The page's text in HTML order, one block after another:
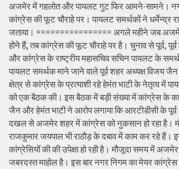
अजमेर में गहलोत और पायलट गुट फिर आमने-सामने।
कांग्रेस की फूट चौराहे पर। पायलट समर्थकों ने धर्मेन्द्र
जताया। ================ अगले महीने जब
होने हैं, तब कांग्रेस की फूट चौराहे पर है। चुनाव से पूर्व,
और कांग्रेस के राष्ट्रीय महासचिव सचिन पायलट के
पायलट समर्थक माने जाने वाले पूर्व शहर अध्यक्ष विजय जैन
क्षेत्र से कांग्रेस के प्रत्याशी रहे हेमंत भाटी के नेतृत्व में
को एक बैठक की। इस बैठक में बड़ी संख्या में कांग्रेस के
जैन और हेमंत भाटी ने आरोप लगाया कि आरटीडीसी के पूर्व
दखल से अजमेर शहर में कांग्रेस को नुकसान हो रहा है।
राजकुमार जयपाल भी राठौड़ के दबाव में काम कर रहे हैं।
कांग्रेसियों की की उपेक्षा हो रही है। मौजूदा समय में
जबरदस्त माहोल है। इस बार नगर निगम का मेयर